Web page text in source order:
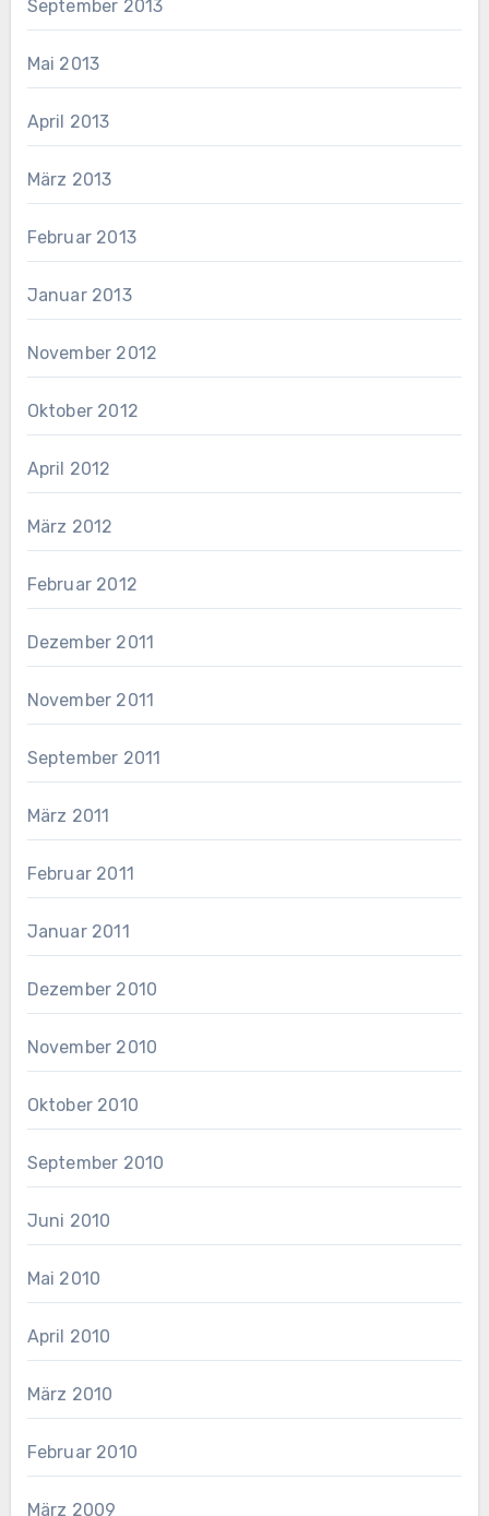
September 2013
Mai 2013
April 2013
März 2013
Februar 2013
Januar 2013
November 2012
Oktober 2012
April 2012
März 2012
Februar 2012
Dezember 2011
November 2011
September 2011
März 2011
Februar 2011
Januar 2011
Dezember 2010
November 2010
Oktober 2010
September 2010
Juni 2010
Mai 2010
April 2010
März 2010
Februar 2010
März 2009